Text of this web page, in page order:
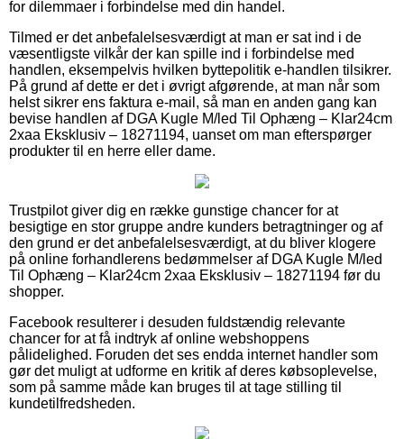
for dilemmaer i forbindelse med din handel.
Tilmed er det anbefalelsesværdigt at man er sat ind i de
væsentligste vilkår der kan spille ind i forbindelse med
handlen, eksempelvis hvilken byttepolitik e-handlen tilsikrer.
På grund af dette er det i øvrigt afgørende, at man når som
helst sikrer ens faktura e-mail, så man en anden gang kan
bevise handlen af DGA Kugle M/led Til Ophæng – Klar24cm
2xaa Eksklusiv – 18271194, uanset om man efterspørger
produkter til en herre eller dame.
Trustpilot giver dig en række gunstige chancer for at
besigtige en stor gruppe andre kunders betragtninger og af
den grund er det anbefalelsesværdigt, at du bliver klogere
på online forhandlerens bedømmelser af DGA Kugle M/led
Til Ophæng – Klar24cm 2xaa Eksklusiv – 18271194 før du
shopper.
Facebook resulterer i desuden fuldstændig relevante
chancer for at få indtryk af online webshoppens
pålidelighed. Foruden det ses endda internet handler som
gør det muligt at udforme en kritik af deres købsoplevelse,
som på samme måde kan bruges til at tage stilling til
kundetilfredsheden.